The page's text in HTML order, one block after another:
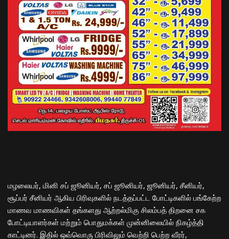
மழலையர், மினி சப் ஜூனியர், சப் ஜூனியர், ஜூனியர், சீனியர்,
சூப்பர் சீனியர் ஆகிய பிரிவுகளில் நடத்தப்பட்ட போட்டிகளில் பங்கேற்ற
மாணவ மாணவிகள் தங்களது ஆற்றல்மிகு சிலம்பத் திறனை சக
போட்டியாளர்கள் மற்றும் பொதுமக்கள் முன்னிலையில் நிகழ்த்தி
காட்டினர். இதில் ஒவ்வொரு பிரிவிலும் வெற்றி பெற்ற வீரர்,